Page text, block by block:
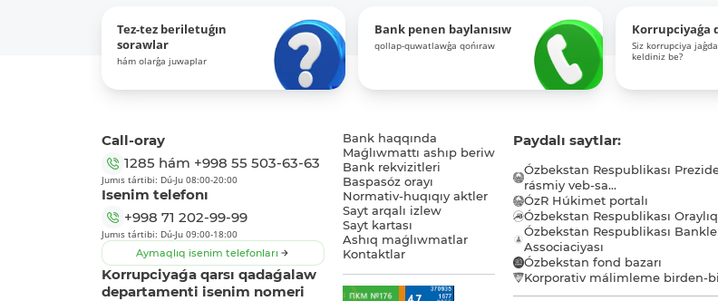
Tez-tez beriletuǵın
sorawlar
hám olarǵa juwaplar
Bank penen baylanısıw
qollap-quwatlawǵa qońıraw
Korrupciyaǵa
Siz korrupciya
keldiniz be?
Call-oray
1285 hám +998 55 503-63-63
Jumıs tártibi: Dú-Ju 08:00-20:00
Isenim telefonı
+998 71 202-99-99
Jumıs tártibi: Dú-Ju 09:00-18:00
Aymaqlıq isenim telefonları
Korrupciyaǵa qarsı qadaǵalaw
departamenti isenim nomeri
Bank haqqında
Maǵlıwmattı ashıp beriw
Bank rekvizitleri
Baspasóz orayı
Normativ-huqıqıy aktler
Sayt arqalı izlew
Sayt kartası
Ashıq maǵlıwmatlar
Kontaktlar
Paydalı saytlar:
Ózbekstan Respublikası
rásmiy veb-sa...
ÓzR Húkimet portalı
Ózbekstan Respublikası
Ózbekstan Respublikası
Associaciyası
Ózbekstan fond bazarı
Korporativ málimleme birden-